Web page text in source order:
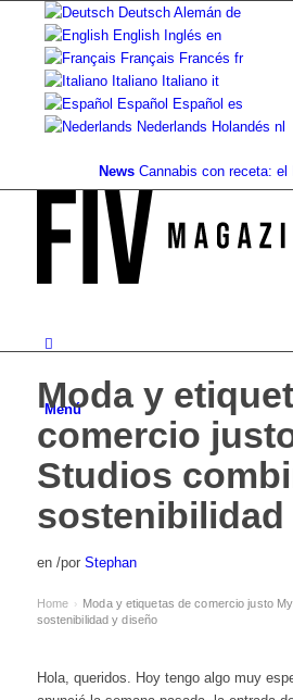
Deutsch Alemán de
English Inglés en
Français Francés fr
Italiano Italiano it
Español Español es
Nederlands Holandés nl
News Cannabis con receta: el
Menú
Moda y
comercio
Studios
sostenibilidad
en /por Stephan
Home › Moda y etiquetas de comercio justo
sostenibilidad y diseño
Hola, queridos. Hoy tengo algo muy